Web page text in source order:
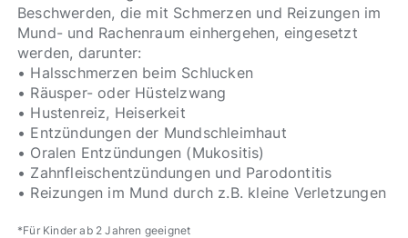
Beschwerden, die mit Schmerzen und Reizungen im
Mund- und Rachenraum einhergehen, eingesetzt
werden, darunter:
• Halsschmerzen beim Schlucken
• Räusper- oder Hüstelzwang
• Hustenreiz, Heiserkeit
• Entzündungen der Mundschleimhaut
• Oralen Entzündungen (Mukositis)
• Zahnfleischentzündungen und Parodontitis
• Reizungen im Mund durch z.B. kleine Verletzungen
*Für Kinder ab 2 Jahren geeignet